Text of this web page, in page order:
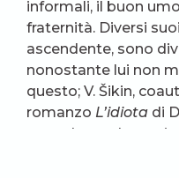
informali, il buon
fraternità. Diversi
ascendente, sono
nonostante lui non
questo; V. Šikin,
romanzo L’idiota di
sacerdote ed